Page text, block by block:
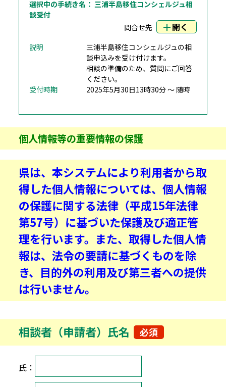
選択中の手続き名： 三浦半島移住コンシェルジュ相
談受付
問合せ先
開く
説明
三浦半島移住コンシェルジュの相
談申込みを受け付けます。
相談の準備のため、質問にご回答
ください。
受付時期
2025年5月30日13時30分 ～ 随時
個人情報等の重要情報の保護
県は、本システムにより利用者から取
得した個人情報については、個人情報
の保護に関する法律（平成15年法律
第57号）に基づいた保護及び適正管
理を行います。また、取得した個人情
報は、法令の要請に基づくものを除
き、目的外の利用及び第三者への提供
は行いません。
相談者（申請者）氏名 必須
氏名
氏：